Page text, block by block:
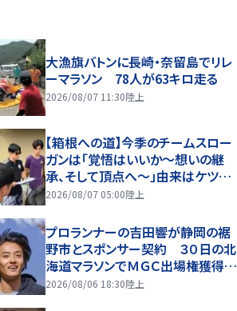
大漁旗バトンに長崎・奈留島でリレ
ーマラソン 78人が63キロ走る
2026/08/07 11:30陸上
【箱根への道】今季のチームスロー
ガンは「覚悟はいいか～想いの継
承、そして頂点へ～」由来はケツメ
イシの名曲 野中主将と３人の副
集第１弾、国学院大
2026/08/07 05:00陸上
プロランナーの吉田響が静岡の裾
野市とスポンサー契約 ３０日の北
海道マラソンでＭＧＣ出場権獲得狙
う
2026/08/06 18:30陸上